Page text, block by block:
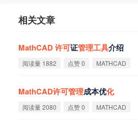
相关文章
MathCAD许可证管理工具介绍
阅读量 1882 点赞 0 MATHCAD
MathCAD许可管理成本优化
阅读量 2080 点赞 0 MATHCAD